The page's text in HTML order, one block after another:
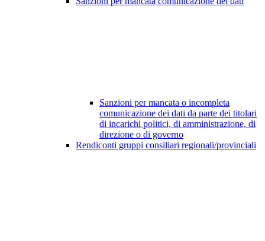
Sanzioni per mancata o incompleta
comunicazione dei dati da parte dei titolari
di incarichi politici, di amministrazione, di
direzione o di governo
Rendiconti gruppi consiliari regionali/provinciali